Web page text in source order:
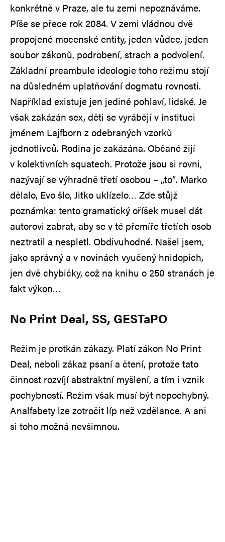
konkrétně v Praze, ale tu zemi nepoznáváme.
Píše se přece rok 2084. V zemi vládnou dvě
propojené mocenské entity, jeden vůdce, jeden
soubor zákonů, podrobení, strach a podvolení.
Základní preambule ideologie toho režimu stojí
na důsledném uplatňování dogmatu rovnosti.
Například existuje jen jediné pohlaví, lidské. Je
však zakázán sex, děti se vyrábějí v instituci
jménem Lajfborn z odebraných vzorků
jednotlivců. Rodina je zakázána. Občané žijí
v kolektivních squatech. Protože jsou si rovni,
nazývají se výhradně třetí osobou – „to“. Marko
dělalo, Evo šlo, Jitko uklízelo… Zde stůjž
poznámka: tento gramatický oříšek musel dát
autorovi zabrat, aby se v té přemíře třetích osob
neztratil a nespletl. Obdivuhodné. Našel jsem,
jako správný a v novinách vyučený hnidopich,
jen dvě chybičky, což na knihu o 250 stranách je
fakt výkon…
No Print Deal, SS, GESTaPO
Režim je protkán zákazy. Platí zákon No Print
Deal, neboli zákaz psaní a čtení, protože tato
činnost rozvíjí abstraktní myšlení, a tím i vznik
pochybností. Režim však musí být nepochybný.
Analfabety lze zotročit líp než vzdělance. A ani
si toho možná nevšimnou.